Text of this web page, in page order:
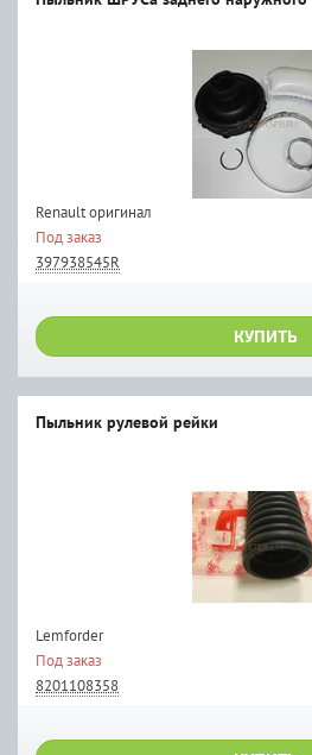
Renault оригинал
Под заказ
397938545R
КУПИТЬ
Пыльник рулевой рейки
Lemforder
Под заказ
8201108358